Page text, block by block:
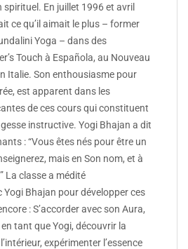
En juillet 1996 et avril
ce qu’il aimait le plus – former
Yoga – dans des
Touch à Española, au Nouveau
Italie. Son enthousiasme pour
est apparent dans les
de ces cours qui constituent
instructive. Yogi Bhajan a dit
: “Vous êtes nés pour être un
mais en Son nom, et à
La classe a médité
Bhajan pour développer ces
: S’accorder avec son Aura,
tant que Yogi, découvrir la
expérimenter l’essence